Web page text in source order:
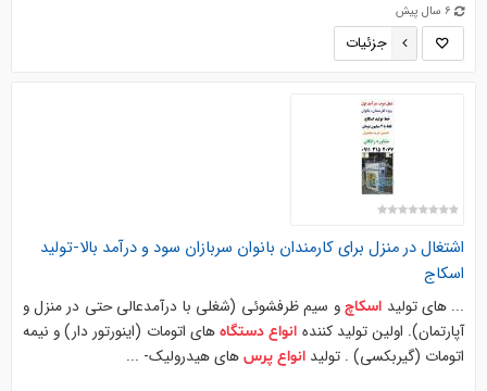
6 سال پیش
جزئیات
اشتغال در منزل برای کارمندان بانوان سربازان سود و درآمد بالا-تولید
اسکاج
... های تولید اسکاچو سیم ظرفشوئی (شغلی با درآمدعالی حتی در منزل و
آپارتمان). اولین تولید کننده انواع دستگاههای اتومات (اینورتور دار) و نیمه
اتومات (گیربکسی) . تولید انواع پرسهای هیدرولیک- ...